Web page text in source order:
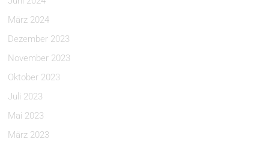
März 2024
Dezember 2023
November 2023
Oktober 2023
Juli 2023
Mai 2023
März 2023